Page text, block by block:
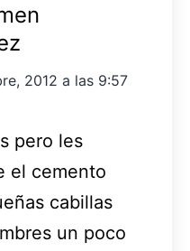
2012 a las 9:57
pero les
el cemento
cabillas
un poco